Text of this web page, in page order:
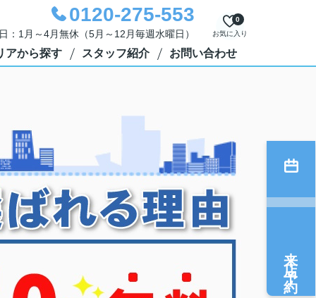
0120-275-553
1月～4月無休（5月～12月毎週水曜日） お気に入り
0
アから探す スタッフ紹介 お問い合わせ
来店予約